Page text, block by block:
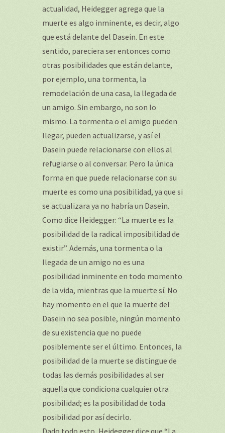
actualidad, Heidegger agrega que la
muerte es algo inminente, es decir, algo
que está delante del Dasein. En este
sentido, pareciera ser entonces como
otras posibilidades que están delante,
por ejemplo, una tormenta, la
remodelación de una casa, la llegada de
un amigo. Sin embargo, no son lo
mismo. La tormenta o el amigo pueden
llegar, pueden actualizarse, y así el
Dasein puede relacionarse con ellos al
refugiarse o al conversar. Pero la única
forma en que puede relacionarse con su
muerte es como una posibilidad, ya que si
se actualizara ya no habría un Dasein.
Como dice Heidegger: “La muerte es la
posibilidad de la radical imposibilidad de
existir”. Además, una tormenta o la
llegada de un amigo no es una
posibilidad inminente en todo momento
de la vida, mientras que la muerte sí. No
hay momento en el que la muerte del
Dasein no sea posible, ningún momento
de su existencia que no puede
posiblemente ser el último. Entonces, la
posibilidad de la muerte se distingue de
todas las demás posibilidades al ser
aquella que condiciona cualquier otra
posibilidad; es la posibilidad de toda
posibilidad por así decirlo.
Dado todo esto, Heidegger dice que “La